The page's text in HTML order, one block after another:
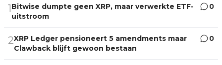
1Bitwise dumpte geen XRP, maar verwerkte ETF-
uitstroom
0
2XRP Ledger pensioneert 5 amendments maar
Clawback blijft gewoon bestaan
0